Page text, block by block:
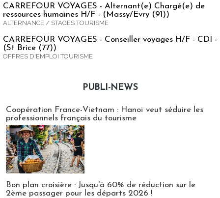
CARREFOUR VOYAGES - Alternant(e) Chargé(e) de
ressources humaines H/F - (Massy/Evry (91))
ALTERNANCE / STAGES TOURISME
CARREFOUR VOYAGES - Conseiller voyages H/F - CDI -
(St Brice (77))
OFFRES D'EMPLOI TOURISME
PUBLI-NEWS
Coopération France-Vietnam : Hanoï veut séduire les
professionnels français du tourisme
Bon plan croisière : Jusqu'à 60% de réduction sur le
2ème passager pour les départs 2026 !